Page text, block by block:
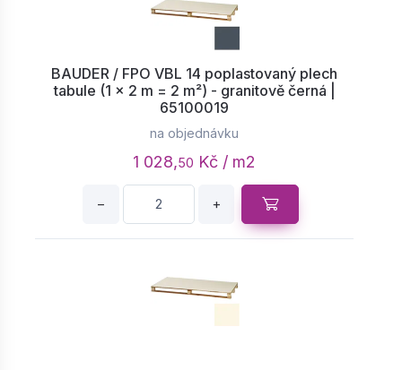
BAUDER / FPO VBL 14 poplastovaný plech
tabule (1 × 2 m = 2 m²) - granitově černá |
65100019
na objednávku
1 028,50 Kč / m2
− +